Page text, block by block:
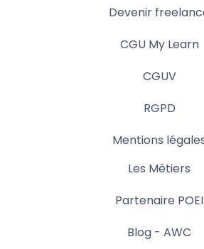
Devenir
CGU My Learn
CGUV
RGPD
Mentions
Les Métiers
Partenaire POEI
Blog - AWC